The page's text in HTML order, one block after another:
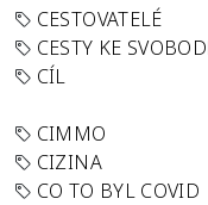
CESTOVATELÉ
CESTY KE
CÍL
CIMMO
CIZINA
CO TO BYL COVID